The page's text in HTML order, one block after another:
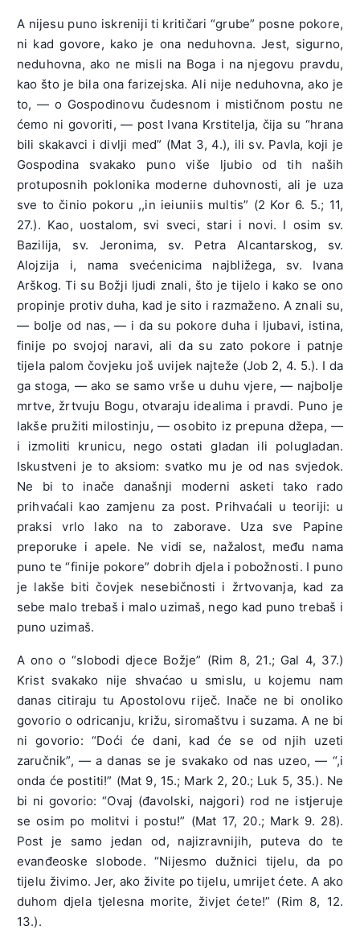
A nijesu puno iskreniji ti kritičari “grube” posne pokore,
ni kad govore, kako je ona neduhovna. Jest, sigurno,
neduhovna, ako ne misli na Boga i na njegovu pravdu,
kao što je bila ona farizejska. Ali nije neduhovna, ako je
to, — o Gospodinovu čudesnom i mističnom postu ne
ćemo ni govoriti, — post Ivana Krstitelja, čija su “hrana
bili skakavci i divlji med” (Mat 3, 4.), ili sv. Pavla, koji je
Gospodina svakako puno više ljubio od tih naših
protuposnih poklonika moderne duhovnosti, ali je uza
sve to činio pokoru ,,in ieiuniis multis” (2 Kor 6. 5.; 11,
27.). Kao, uostalom, svi sveci, stari i novi. I osim sv.
Bazilija, sv. Jeronima, sv. Petra Alcantarskog, sv.
Alojzija i, nama svećenicima najbližega, sv. Ivana
Arškog. Ti su Božji ljudi znali, što je tijelo i kako se ono
propinje protiv duha, kad je sito i razmaženo. A znali su,
— bolje od nas, — i da su pokore duha i ljubavi, istina,
finije po svojoj naravi, ali da su zato pokore i patnje
tijela palom čovjeku još uvijek najteže (Job 2, 4. 5.). I da
ga stoga, — ako se samo vrše u duhu vjere, — najbolje
mrtve, žrtvuju Bogu, otvaraju idealima i pravdi. Puno je
lakše pružiti milostinju, — osobito iz prepuna džepa, —
i izmoliti krunicu, nego ostati gladan ili polugladan.
Iskustveni je to aksiom: svatko mu je od nas svjedok.
Ne bi to inače današnji moderni asketi tako rado
prihvaćali kao zamjenu za post. Prihvaćali u teoriji: u
praksi vrlo lako na to zaborave. Uza sve Papine
preporuke i apele. Ne vidi se, nažalost, među nama
puno te “finije pokore” dobrih djela i pobožnosti. I puno
je lakše biti čovjek nesebičnosti i žrtvovanja, kad za
sebe malo trebaš i malo uzimaš, nego kad puno trebaš i
puno uzimaš.
A ono o “slobodi djece Božje” (Rim 8, 21.; Gal 4, 37.)
Krist svakako nije shvaćao u smislu, u kojemu nam
danas citiraju tu Apostolovu riječ. Inače ne bi onoliko
govorio o odricanju, križu, siromaštvu i suzama. A ne bi
ni govorio: “Doći će dani, kad će se od njih uzeti
zaručnik”, — a danas se je svakako od nas uzeo, — “,i
onda će postiti!” (Mat 9, 15.; Mark 2, 20.; Luk 5, 35.). Ne
bi ni govorio: “Ovaj (đavolski, najgori) rod ne istjeruje
se osim po molitvi i postu!” (Mat 17, 20.; Mark 9. 28).
Post je samo jedan od, najizravnijih, puteva do te
evanđeoske slobode. “Nijesmo dužnici tijelu, da po
tijelu živimo. Jer, ako živite po tijelu, umrijet ćete. A ako
duhom djela tjelesna morite, živjet ćete!” (Rim 8, 12.
13.).